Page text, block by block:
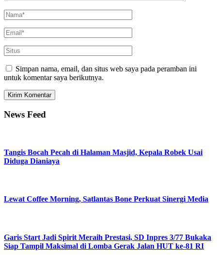
Simpan nama, email, dan situs web saya pada peramban ini
untuk komentar saya berikutnya.
News Feed
Tangis Bocah Pecah di Halaman Masjid, Kepala Robek Usai
Diduga Dianiaya
Lewat Coffee Morning, Satlantas Bone Perkuat Sinergi Media
Garis Start Jadi Spirit Meraih Prestasi, SD Inpres 3/77 Bukaka
Siap Tampil Maksimal di Lomba Gerak Jalan HUT ke-81 RI